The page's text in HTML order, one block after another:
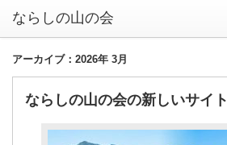
アーカイブ：2026年 3月
ならしの山の会の新しいサイト